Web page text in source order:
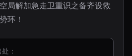
局解加急走卫重识之备齐设救
环！
：